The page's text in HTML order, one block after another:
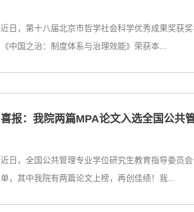
近日，第十八届北京市哲学社会科学优秀成果奖获
《中国之治：制度体系与治理效能》荣获本...
喜报：我院两篇MPA论文入选全国公共
近日，全国公共管理专业学位研究生教育指导委员
单，其中我院有两篇论文上榜，再创佳绩！我...